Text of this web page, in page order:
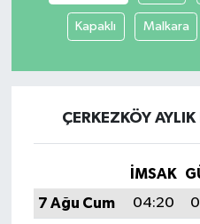
Kapaklı Malkara
ÇERKEZKÖY
İMSAK
7 Ağu Cum
04:20